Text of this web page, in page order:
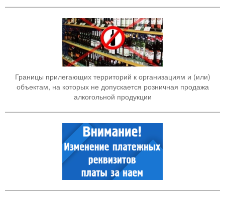
Границы прилегающих территорий к организациям и (или)
объектам, на которых не допускается розничная продажа
алкогольной продукции